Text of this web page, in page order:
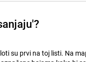
su prvi na toj listi. Na